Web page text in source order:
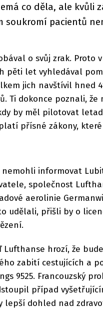
co děla, ale kvůli
soukromí pacientů
o svůj zrak. Proto
pěti let vyhledával
jich navštívil hned
Ti dokonce poznali, že
by měl pilotovat
přísné zákony,
nemohli informovat
společnost
aerolinie
udělali, přišli by o
Lufthanse hrozí, že
zabití cestujících a
9525. Francouzský
případ
lepší dohled nad